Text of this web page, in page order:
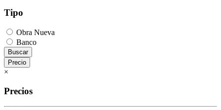
Tipo
Obra Nueva
Banco
Buscar
Precio
×
Precios